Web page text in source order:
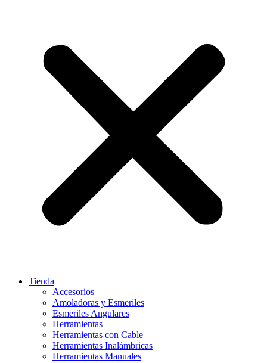
Tienda
Accesorios
Amoladoras y Esmeriles
Esmeriles Angulares
Herramientas
Herramientas con Cable
Herramientas Inalámbricas
Herramientas Manuales